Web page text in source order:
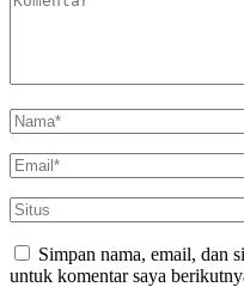
Simpan nama, email, dan
untuk komentar saya